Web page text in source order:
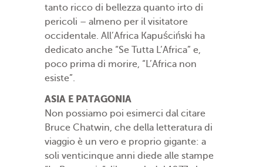
tanto ricco di bellezza quanto irto di
pericoli – almeno per il visitatore
occidentale. All’Africa Kapuściński ha
dedicato anche “Se Tutta L’Africa” e,
poco prima di morire, “L’Africa non
esiste”.
ASIA E PATAGONIA
Non possiamo poi esimerci dal citare
Bruce Chatwin, che della letteratura di
viaggio è un vero e proprio gigante: a
soli venticinque anni diede alle stampe